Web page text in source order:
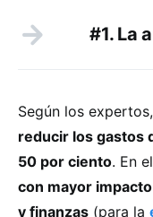
#1. La
Según los expertos,
reducir los gastos
50 por ciento. En
con mayor
y finanzas (para la